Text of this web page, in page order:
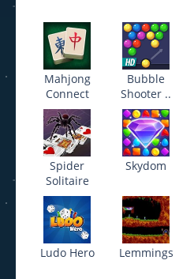
Mahjong
Connect
Bubble
Shooter ..
Spider
Solitaire
Skydom
Ludo Hero Lemmings